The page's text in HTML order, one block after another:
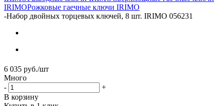
IRIMOРожковые гаечные ключи IRIMO
-Набор двойных торцевых ключей, 8 шт. IRIMO 056231
6 035 руб./шт
Много
-
+
В корзину